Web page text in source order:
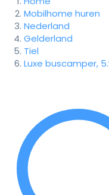
Mobilhome huren
Nederland
Gelderland
Tiel
Luxe buscamper,